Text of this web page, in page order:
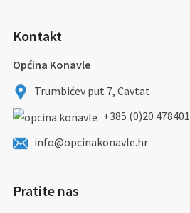
Kontakt
Općina Konavle
Trumbićev put 7, Cavtat
+385 (0)20 478401
info@opcinakonavle.hr
Pratite nas